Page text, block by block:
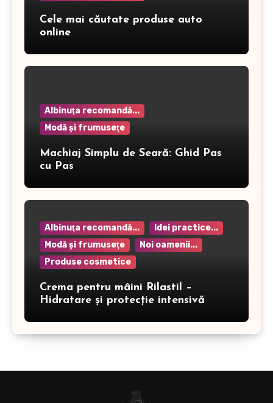
Cele mai căutate produse auto
online
Albinuţa recomandă...
Modă şi frumuseţe
Machiaj Simplu de Seară: Ghid Pas
cu Pas
Albinuţa recomandă...
Idei practice...
Modă şi frumuseţe
Noi oamenii...
Produse cosmetice
Crema pentru mâini Rilastil –
Hidratare și protecție intensivă